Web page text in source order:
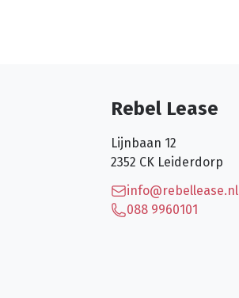
Rebel Lease
Lijnbaan 12
2352 CK Leiderdorp
info@rebellease.nl
088 9960101